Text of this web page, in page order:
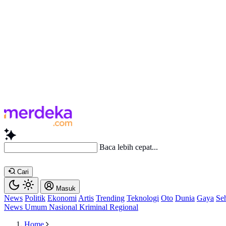
S
Cari
Masuk
News Politik Ekonomi Artis Trending Teknologi Oto Dunia Gaya
News Umum Nasional Kriminal Regional
Home